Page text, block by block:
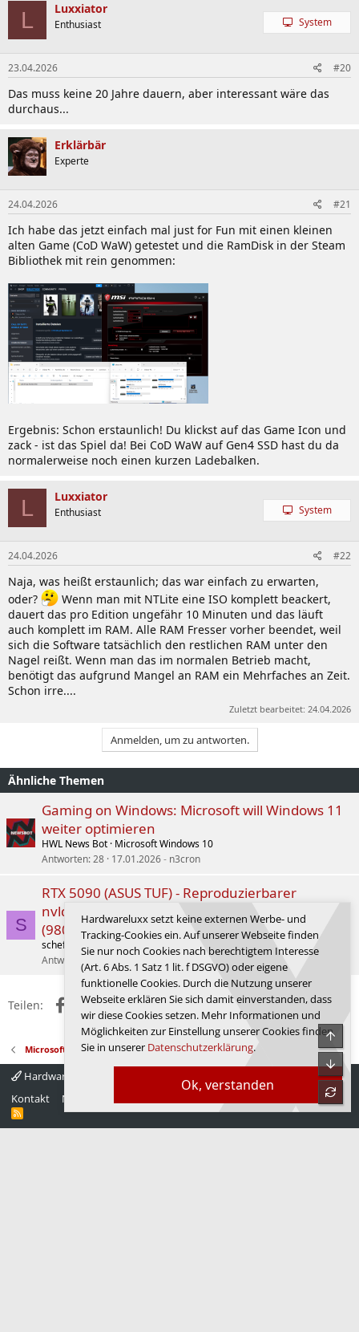
L Luxxiator
Enthusiast System
23.04.2026 #20
Das muss keine 20 Jahre dauern, aber interessant wäre das
durchaus...
Erklärbär
Experte
24.04.2026 #21
Ich habe das jetzt einfach mal just for Fun mit einen kleinen
alten Game (CoD WaW) getestet und die RamDisk in der Steam
Bibliothek mit rein genommen:
Ergebnis: Schon erstaunlich! Du klickst auf das Game Icon und
zack - ist das Spiel da! Bei CoD WaW auf Gen4 SSD hast du da
normalerweise noch einen kurzen Ladebalken.
L Luxxiator
Enthusiast System
24.04.2026 #22
Naja, was heißt erstaunlich; das war einfach zu erwarten,
oder?
Wenn man mit NTLite eine ISO komplett beackert,
dauert das pro Edition ungefähr 10 Minuten und das läuft
auch komplett im RAM. Alle RAM Fresser vorher beendet, weil
sich die Software tatsächlich den restlichen RAM unter den
Nagel reißt. Wenn man das im normalen Betrieb macht,
benötigt das aufgrund Mangel an RAM ein Mehrfaches an Zeit.
Schon irre....
Zuletzt bearbeitet: 24.04.2026
Anmelden, um zu antworten.
Ähnliche Themen
Gaming on Windows: Microsoft will Windows 11
weiter optimieren
HWL News Bot Microsoft Windows 10
Antworten 28 17.01.2026 n3cron
S
RTX 5090 (ASUS TUF) - Reproduzierbarer
nvlddmkm.sys Crash (0x139) in MSFS 2024
(9800X3D)
scheffchoch
Grafikkarten
Antworten
28.03.2026 scheffchoch
Teilen: FacebookX (Twitter)
RedditWhatsApp
E-MailLink
Microsoft Windows 11
Hardwareluxx 4.0
Kontakt
Nutzungsbedingungen Startseite
R
Ok, verstanden
Hardwareluxx setzt keine externen Werbe- und
Tracking-Cookies ein. Auf unserer Webseite finden
Sie nur noch Cookies nach berechtigtem Interesse
(Art. 6 Abs. 1 Satz 1 lit. f DSGVO) oder eigene
funktionelle Cookies. Durch die Nutzung unserer
Webseite erklären Sie sich damit einverstanden, dass
wir diese Cookies setzen. Mehr Informationen und
Möglichkeiten zur Einstellung unserer Cookies finden
Sie in unserer Datenschutzerklärung.